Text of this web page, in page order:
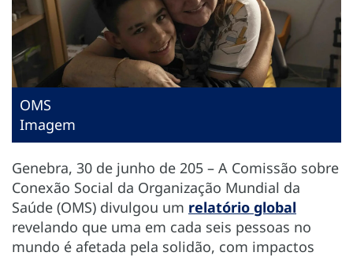
OMS
Imagem
Genebra, 30 de junho de 205 – A Comissão sobre
Conexão Social da Organização Mundial da
Saúde (OMS) divulgou um relatório global
revelando que uma em cada seis pessoas no
mundo é afetada pela solidão, com impactos